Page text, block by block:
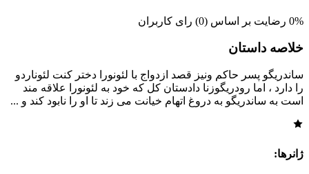
0% رضایت بر اساس (0) رای کاربران
خلاصه داستان
ساندریگو پسر حاکم ونیز قصد ازدواج با لئونورا دختر کنت لئوناردو
را دارد ، اما رودریگوزنا دادستان کل که خود به لئونورا علاقه مند
است به ساندریگو به دروغ اتهام خیانت می زند تا او را نابود کند و ...
ژانرها: